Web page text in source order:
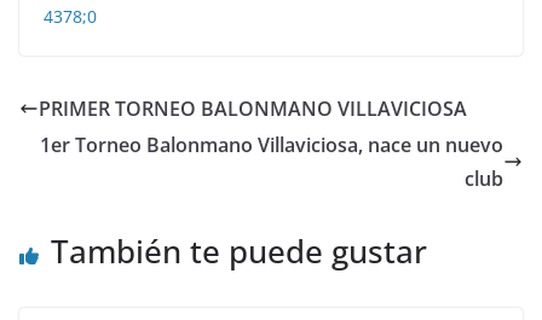
4378;0
PRIMER TORNEO BALONMANO VILLAVICIOSA
1er Torneo Balonmano Villaviciosa, nace un nuevo
club
También te puede gustar